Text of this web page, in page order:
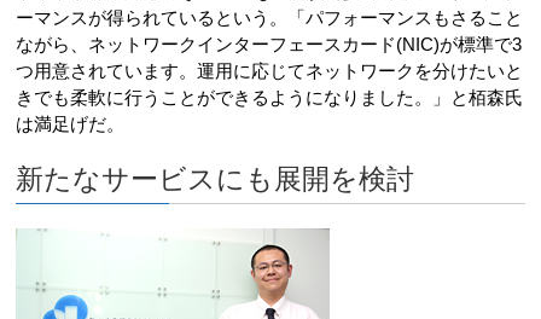
ーマンスが得られているという。「パフォーマンスもさること
ながら、ネットワークインターフェースカード(NIC)が標準で3
つ用意されています。運用に応じてネットワークを分けたいと
きでも柔軟に行うことができるようになりました。」と栢森氏
は満足げだ。
新たなサービスにも展開を検討